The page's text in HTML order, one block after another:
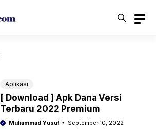
Aplikasi
[ Download ] Apk Dana Versi
Terbaru 2022 Premium
Muhammad Yusuf September 10, 2022